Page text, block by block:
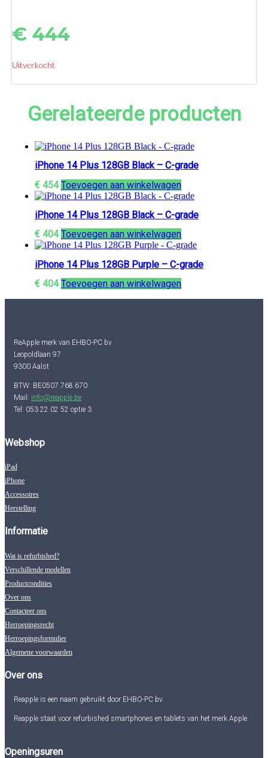
€ 444
Uitverkocht
Gerelateerde producten
iPhone 14 Plus 128GB Black – C-grade
€ 454 Toevoegen aan winkelwagen
iPhone 14 Plus 128GB Black – C-grade
€ 404 Toevoegen aan winkelwagen
iPhone 14 Plus 128GB Purple – C-grade
€ 404 Toevoegen aan winkelwagen
ReApple merk van EHBO-PC bv
Leopoldlaan 97
9300 Aalst
BTW: BE0507.768.670
Mail: info@reapple.be
Tel: 053 22 02 52 optie 3
Webshop
iPad
iPhone
Accessoires
Herstelling
Informatie
Wat is refurbished?
Verschillende modellen
Productcondities
Over ons
Contacteer ons
Herroepingsrecht
Herroepingsformulier
Algemene voorwaarden
Over ons
Reapple is een naam gebruikt door EHBO-PC bv.
Reapple staat voor refurbished smartphones en tablets van het merk Apple.
Openingsuren